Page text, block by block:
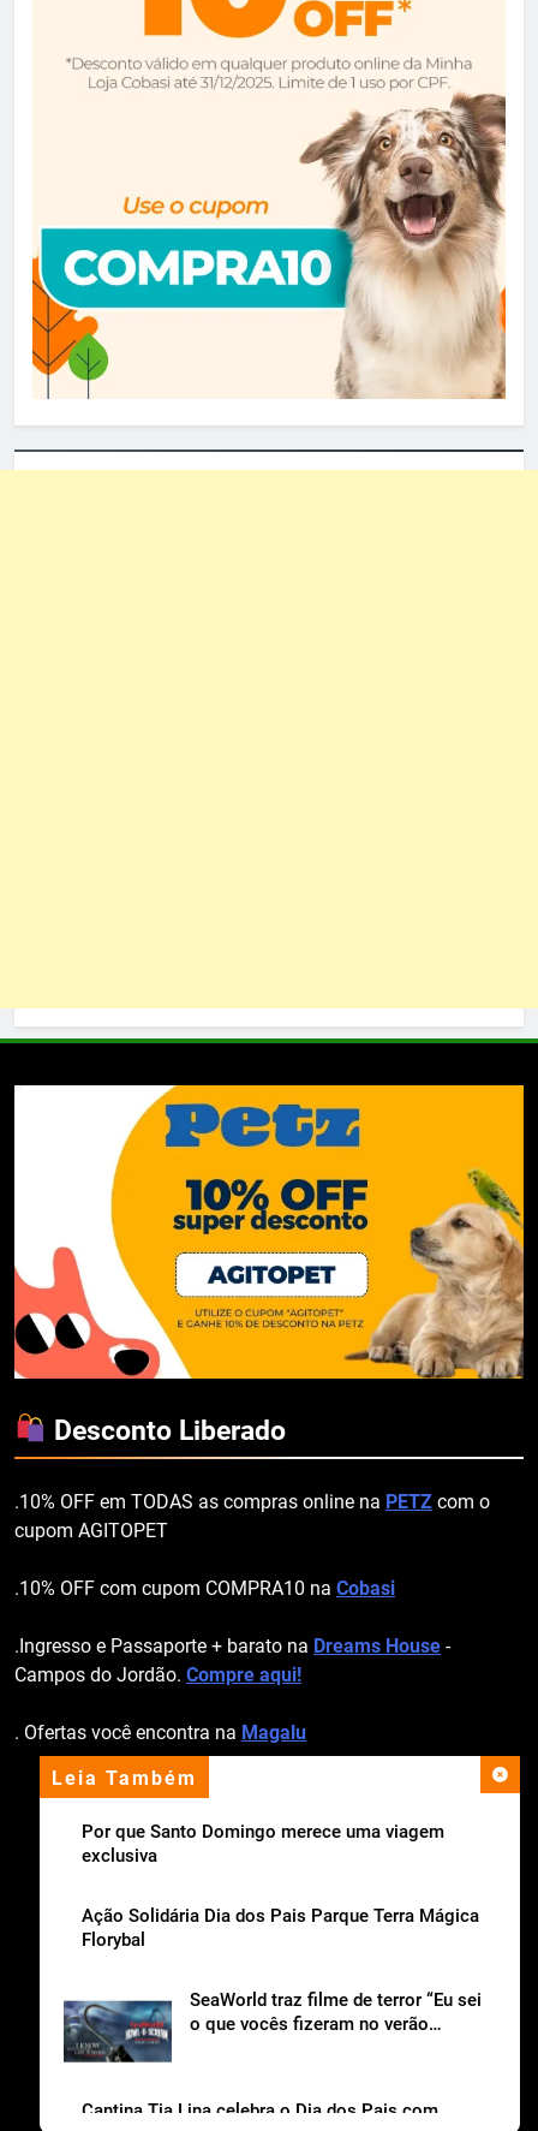
Leia Também
Por que Santo Domingo merece uma viagem
exclusiva
Ação Solidária Dia dos Pais Parque Terra Mágica
Florybal
SeaWorld traz filme de terror “Eu sei
o que vocês fizeram no verão
Cantina Tia Lina celebra o Dia dos Pais com
Desconto Liberado
.10% OFF em TODAS as compras online na PETZ com o
cupom AGITOPET
.10% OFF com cupom COMPRA10 na Cobasi
.Ingresso e Passaporte + barato na Dreams House -
Campos do Jordão. Compre aqui!
. Ofertas você encontra na Magalu
apoio institucional